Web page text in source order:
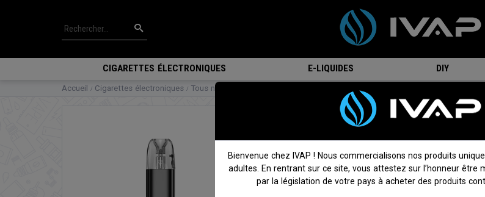
CIGARETTES ÉLECTRONIQUES E-LIQUIDES DIY
Accueil Cigarettes électroniques Tous nos packs Kit Argus G2 Mini Plus - Voopoo
Kit Argus G2 Mini Plus -
On attend votre avis ! Donnez votre avis
Le kit Argus G2 Mini Plus
de Voopoo est
performant, parfait pour les amateurs de vape
Bienvenue chez IVAP ! Nous commercialisons nos produits
adultes. En rentrant sur ce site, vous attestez sur l’honneur être
par la législation de votre pays à acheter des produits